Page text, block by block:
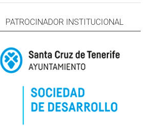
PATROCINADOR INSTITUCIONAL